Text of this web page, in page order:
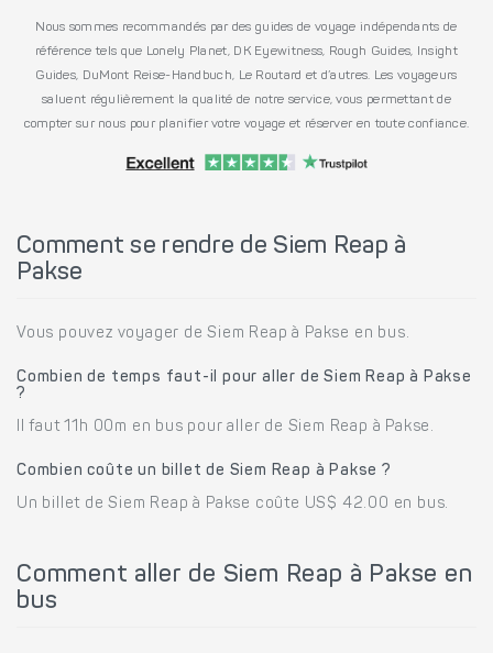
Nous sommes recommandés par des guides de voyage indépendants de
référence tels que Lonely Planet, DK Eyewitness, Rough Guides, Insight
Guides, DuMont Reise-Handbuch, Le Routard et d’autres. Les voyageurs
saluent régulièrement la qualité de notre service, vous permettant de
compter sur nous pour planifier votre voyage et réserver en toute confiance.
Comment se rendre de Siem Reap à
Pakse
Vous pouvez voyager de Siem Reap à Pakse en bus.
Combien de temps faut-il pour aller de Siem Reap à Pakse
?
Il faut 11h 00m en bus pour aller de Siem Reap à Pakse.
Combien coûte un billet de Siem Reap à Pakse ?
Un billet de Siem Reap à Pakse coûte US$ 42.00 en bus.
Comment aller de Siem Reap à Pakse en
bus